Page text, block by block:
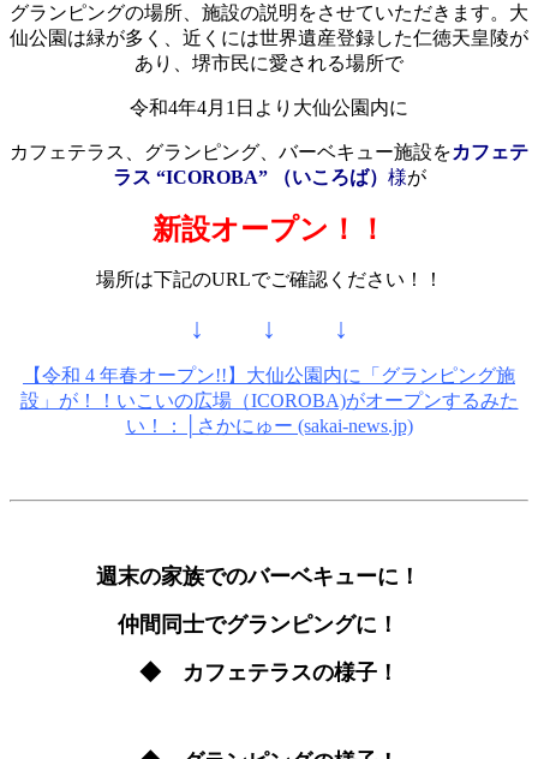
グランピングの場所、施設の説明をさせていただきます。大
仙公園は緑が多く、近くには世界遺産登録した仁徳天皇陵が
あり、堺市民に愛される場所で
令和4年4月1日より大仙公園内に
カフェテラス、グランピング、バーベキュー施設をカフェテ
ラス “ICOROBA” （いころば） 様が
新設オープン！！
場所は下記のURLでご確認ください！！
↓ ↓ ↓
【令和 4 年春オープン!!】大仙公園内に「グランピング施
設」が！！いこいの広場（ICOROBA)がオープンするみた
い！：│さかにゅー (sakai-news.jp)
週末の家族でのバーベキューに！
仲間同士でグランピングに！
◆ カフェテラスの様子！